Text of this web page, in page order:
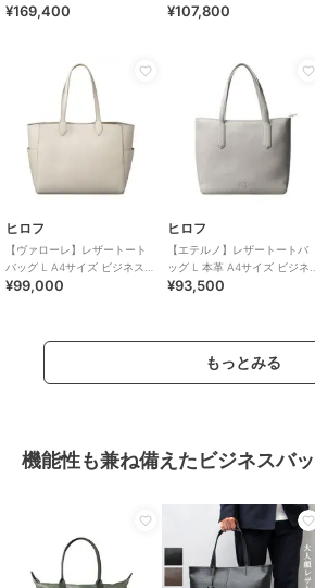
ジネスバッグ（商品番号：
¥169,400
ビジネスバッグ（商品番号：
¥107,800
ヒロフ
【ヴァローレ】レザートート
バッグ L A4サイズ ビジネスバ
ッグ本革（商品番号：P25-
¥99,000
ヒロフ
【エテルノ】レザートートバ
ッグ L 本革 A4サイズ ビジネ
スバッグ（商品番号：P25-
¥93,500
もっとみる
機能性も兼ね備えたビジネスバ